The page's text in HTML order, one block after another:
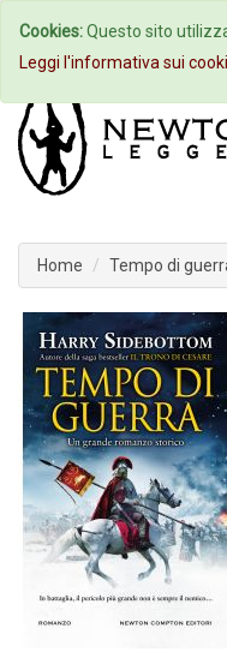
Home
Home Tempo di
Cookies:Questo sito
Leggi l'informativa sui